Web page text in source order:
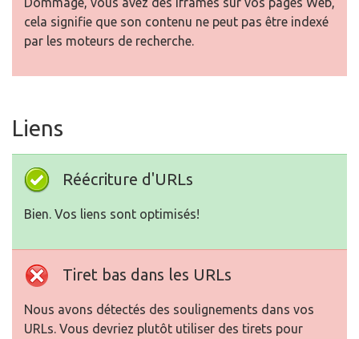
cela signifie que son contenu ne peut pas être indexé
par les moteurs de recherche.
Liens
Réécriture d'URLs
Bien. Vos liens sont optimisés!
Tiret bas dans les URLs
Nous avons détectés des soulignements dans vos
URLs. Vous devriez plutôt utiliser des tirets pour